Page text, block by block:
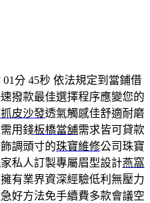
分 45秒 依法規定到當鋪借
撥款最佳選擇程序應變您的
皮沙發透氣觸感佳舒適耐磨
用錢板橋當舖需求皆可貸款
調頭寸的珠寶維修公司珠寶
私人訂製專屬眉型設計燕窩
有業界資深經驗低利無壓力
好方法免手續費多款會議空